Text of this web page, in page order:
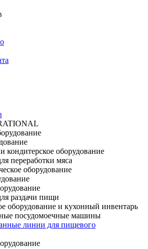
кондитерское оборудование
переработки мяса
оборудование
раздачи пищи
оборудование и кухонный инвентарь
посудомоечные машины
линии для пищевого